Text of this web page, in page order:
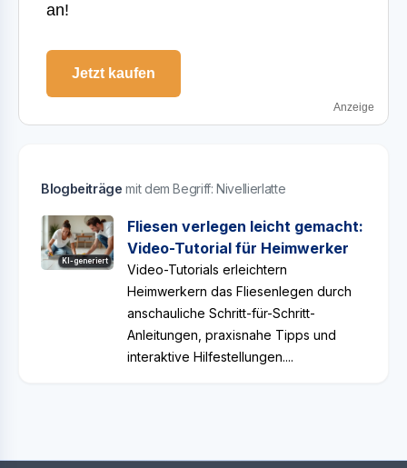
an!
Jetzt kaufen
Anzeige
Blogbeiträgemit dem Begriff: Nivellierlatte
KI-generiert
Fliesen verlegen leicht gemacht:
Video-Tutorial für Heimwerker
Video-Tutorials erleichtern
Heimwerkern das Fliesenlegen durch
anschauliche Schritt-für-Schritt-
Anleitungen, praxisnahe Tipps und
interaktive Hilfestellungen....